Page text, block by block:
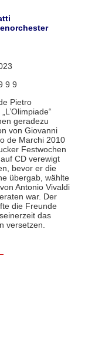
9 9
Pietro
geradezu
von Giovanni
de Marchi 2010
Festwochen
CD verewigt
bevor er die
übergab, wählte
Antonio Vivaldi
war. Der
die Freunde
das
versetzen.